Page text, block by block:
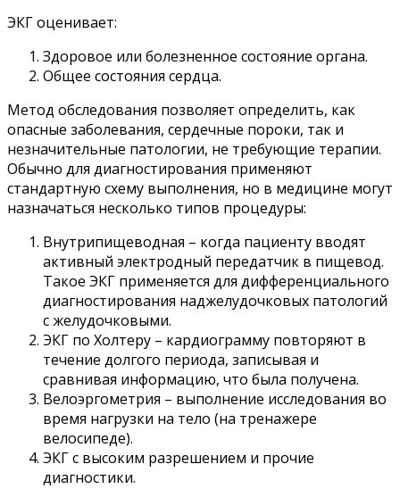
ЭКГ оценивает:
Здоровое или болезненное состояние органа.
Общее состояния сердца.
Метод обследования позволяет определить, как
опасные заболевания, сердечные пороки, так и
незначительные патологии, не требующие терапии.
Обычно для диагностирования применяют
стандартную схему выполнения, но в медицине могут
назначаться несколько типов процедуры:
Внутрипищеводная – когда пациенту вводят
активный электродный передатчик в пищевод.
Такое ЭКГ применяется для дифференциального
диагностирования наджелудочковых патологий
с желудочковыми.
ЭКГ по Холтеру – кардиограмму повторяют в
течение долгого периода, записывая и
сравнивая информацию, что была получена.
Велоэргометрия – выполнение исследования во
время нагрузки на тело (на тренажере
велосипеде).
ЭКГ с высоким разрешением и прочие
диагностики.